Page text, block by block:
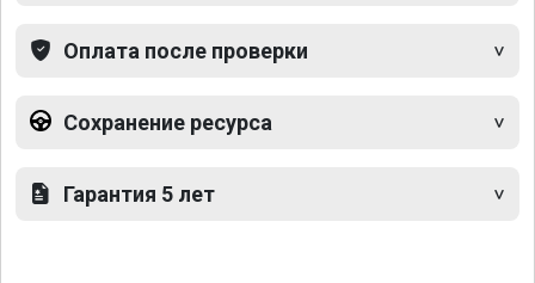
Оплата после проверки
Сохранение ресурса
Гарантия 5 лет